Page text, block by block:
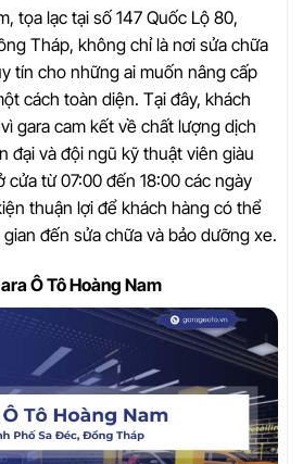
tọa lạc tại số 147 Quốc Lộ 80,
Tháp, không chỉ là nơi sửa chữa
tín cho những ai muốn nâng cấp
cách toàn diện. Tại đây, khách
gara cam kết về chất lượng dịch
đại và đội ngũ kỹ thuật viên giàu
cửa từ 07:00 đến 18:00 các ngày
thuận lợi để khách hàng có thể
đến sửa chữa và bảo dưỡng xe.
Ô Tô Hoàng Nam